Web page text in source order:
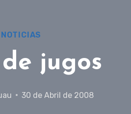
NOTICIAS
jugos
30 de Abril de 2008